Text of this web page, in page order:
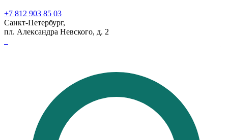
+7 812 903 85 03
Санкт-Петербург,
пл. Александра Невского, д. 2